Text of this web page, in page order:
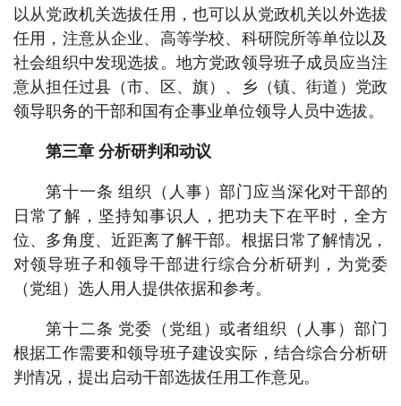
以从党政机关选拔任用，也可以从党政机关以外选拔
任用，注意从企业、高等学校、科研院所等单位以及
社会组织中发现选拔。地方党政领导班子成员应当注
意从担任过县（市、区、旗）、乡（镇、街道）党政
领导职务的干部和国有企事业单位领导人员中选拔。
第三章 分析研判和动议
第十一条 组织（人事）部门应当深化对干部的
日常了解，坚持知事识人，把功夫下在平时，全方
位、多角度、近距离了解干部。根据日常了解情况，
对领导班子和领导干部进行综合分析研判，为党委
（党组）选人用人提供依据和参考。
第十二条 党委（党组）或者组织（人事）部门
根据工作需要和领导班子建设实际，结合综合分析研
判情况，提出启动干部选拔任用工作意见。